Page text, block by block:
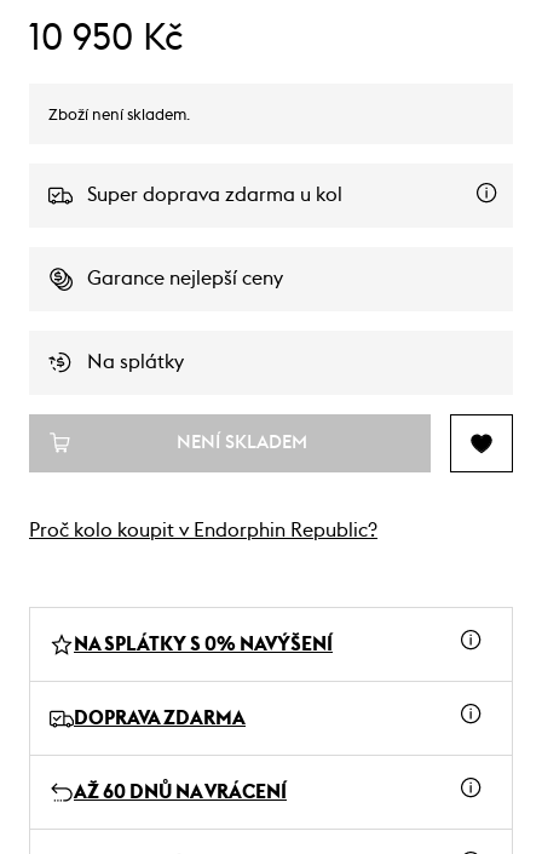
10 950 Kč
Zboží není skladem.
Super doprava zdarma u kol
Garance nejlepší ceny
Na splátky
NENÍ SKLADEM
Proč kolo koupit v Endorphin Republic?
NA SPLÁTKY S 0% NAVÝŠENÍ
DOPRAVA ZDARMA
AŽ 60 DNŮ NA VRÁCENÍ